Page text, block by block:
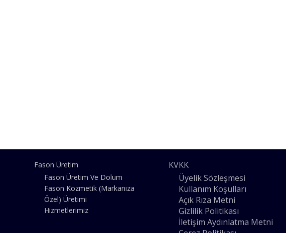
Fason Üretim
Fason Üretim Ve Dolum
Fason Kozmetik (Markanıza
Özel) Üretimi
Hizmetlerimiz
KVKK
Üyelik Sözleşmesi
Kullanım Koşulları
Açık Rıza Metni
Gizlilik Politikası
İletişim Aydınlatma Metni